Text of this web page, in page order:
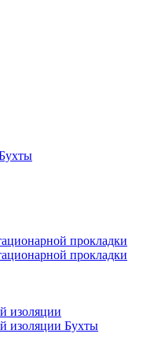
прокладки
прокладки
изоляции
изоляции Бухты